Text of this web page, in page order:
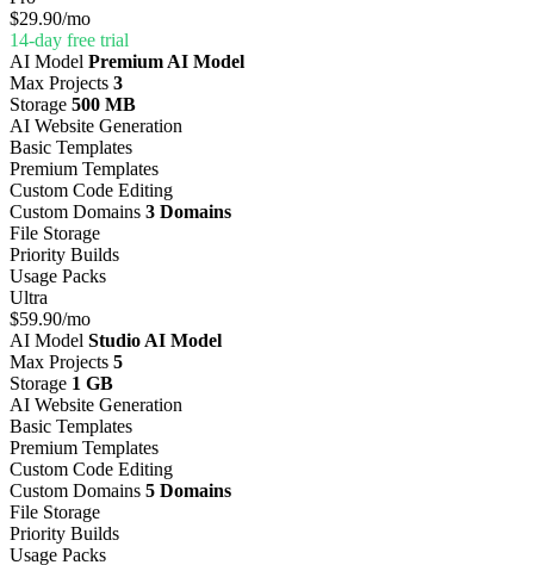
$29.90/mo
14-day free trial
AI Model Premium AI Model
Max Projects 3
Storage 500 MB
AI Website Generation
Basic Templates
Premium Templates
Custom Code Editing
Custom Domains 3 Domains
File Storage
Priority Builds
Usage Packs
Ultra
$59.90/mo
AI Model Studio AI Model
Max Projects 5
Storage 1 GB
AI Website Generation
Basic Templates
Premium Templates
Custom Code Editing
Custom Domains 5 Domains
File Storage
Priority Builds
Usage Packs